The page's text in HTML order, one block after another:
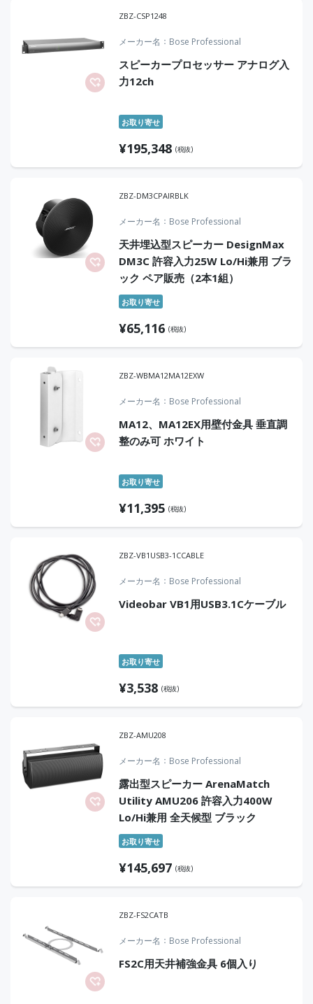
ZBZ-CSP1248
メーカー名 Bose Professional
スピーカープロセッサー アナログ入
力12ch
お取り寄せ
¥195,348 (税抜)
ZBZ-DM3CPAIRBLK
メーカー名 Bose Professional
天井埋込型スピーカー DesignMax
DM3C 許容入力25W Lo/Hi兼用 ブラ
ック ペア販売（2本1組）
お取り寄せ
¥65,116 (税抜)
ZBZ-WBMA12MA12EXW
メーカー名 Bose Professional
MA12、MA12EX用壁付金具 垂直調
整のみ可 ホワイト
お取り寄せ
¥11,395 (税抜)
ZBZ-VB1USB3-1CCABLE
メーカー名 Bose Professional
Videobar VB1用USB3.1Cケーブル
お取り寄せ
¥3,538 (税抜)
ZBZ-AMU208
メーカー名 Bose Professional
露出型スピーカー ArenaMatch
Utility AMU206 許容入力400W
Lo/Hi兼用 全天候型 ブラック
お取り寄せ
¥145,697 (税抜)
ZBZ-FS2CATB
メーカー名 Bose Professional
FS2C用天井補強金具 6個入り